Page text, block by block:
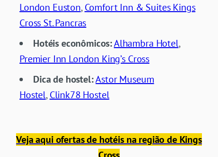
London Euston,Comfort Inn & Suites Kings
Cross St. Pancras
Hotéis econômicos:Alhambra Hotel,
Premier Inn London King’s Cross
Dica de hostel:Astor Museum
Hostel,Clink78 Hostel
Veja aqui ofertas de hotéis na região de Kings